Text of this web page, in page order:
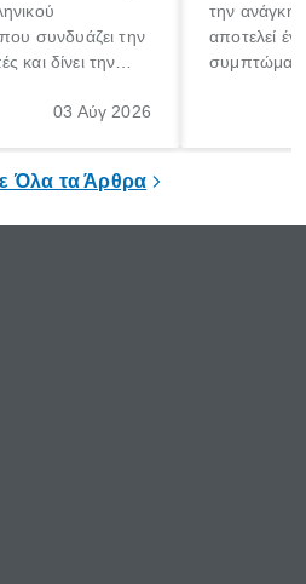
συνδυάζει την
και δίνει την
λίγες μέρες
03 Αύγ 2026
την ανάγκη
αποτελεί
Όλα τα Άρθρα